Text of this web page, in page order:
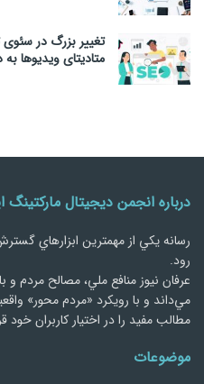
تغییر بزرگ در
متادیتای ویدیوها
درباره انجمن دیجیتال مارکتینگ
رسانه يكي از مهمترین ابزارهاي
رود.
عرفان نیوز منافع ملي، مصالح مردم و
مي‌داند و با رويكرد «مردم‌ محور»
مطالب مفید را در اختیار کاربران خود
موضوعات